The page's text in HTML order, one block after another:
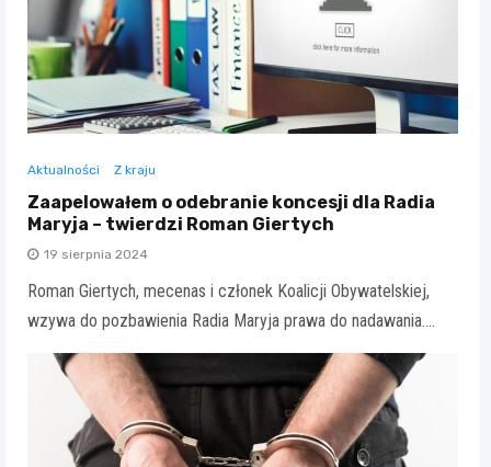
Aktualności Z kraju
Zaapelowałem o odebranie koncesji dla Radia
Maryja – twierdzi Roman Giertych
19 sierpnia 2024
Roman Giertych, mecenas i członek Koalicji Obywatelskiej,
wzywa do pozbawienia Radia Maryja prawa do nadawania.…